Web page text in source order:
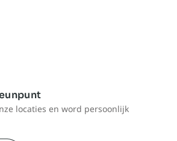
locaties en word persoonlijk